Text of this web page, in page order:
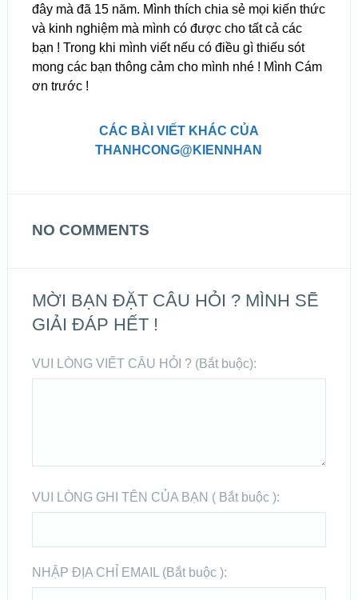
đây mà đã 15 năm. Mình thích chia sẻ mọi kiến thức
và kinh nghiệm mà mình có được cho tất cả các
bạn ! Trong khi mình viết nếu có điều gì thiếu sót
mong các bạn thông cảm cho mình nhé ! Mình Cám
ơn trước !
CÁC BÀI VIẾT KHÁC CỦA
THANHCONG@KIENNHAN
NO COMMENTS
MỜI BẠN ĐẶT CÂU HỎI ? MÌNH SẼ
GIẢI ĐÁP HẾT !
VUI LÒNG VIẾT CÂU HỎI ? (Bắt buộc):
VUI LÒNG GHI TÊN CỦA BẠN ( Bắt buộc ):
NHẬP ĐỊA CHỈ EMAIL (Bắt buộc ):